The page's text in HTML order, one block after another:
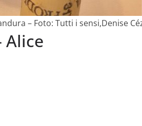
– Foto: Tutti i sensi,Denise
Alice